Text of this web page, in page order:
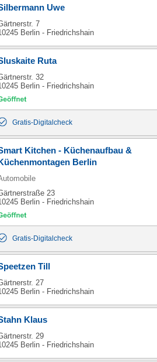
Uwe
7
Berlin - Friedrichshain
Ruta
32
Berlin - Friedrichshain
Gratis-Digitalcheck
Kitchen - Küchenaufbau &
Berlin
23
Berlin - Friedrichshain
Gratis-Digitalcheck
Till
27
Berlin - Friedrichshain
Klaus
29
Berlin - Friedrichshain